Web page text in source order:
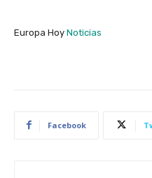
Europa Hoy Noticias
Facebook